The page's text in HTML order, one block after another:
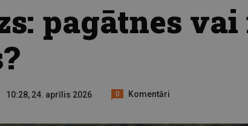
pagātnes
10:28, 24. aprīlis 2026 0 Komentāri